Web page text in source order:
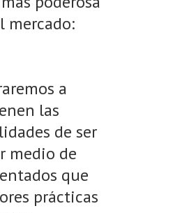
mercado:
a
las
de ser
medio de
que
prácticas